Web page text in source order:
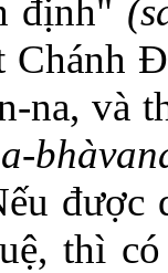
định"
Chánh
na, và
được
thì có